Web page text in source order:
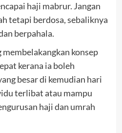
haji mabrur. Jangan
tetapi berdosa, sebaliknya
berpahala.
konsep
kerana ia boleh
besar di kemudian hari
terlibat atau mampu
haji dan umrah